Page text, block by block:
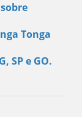
Tonga
SP e GO.